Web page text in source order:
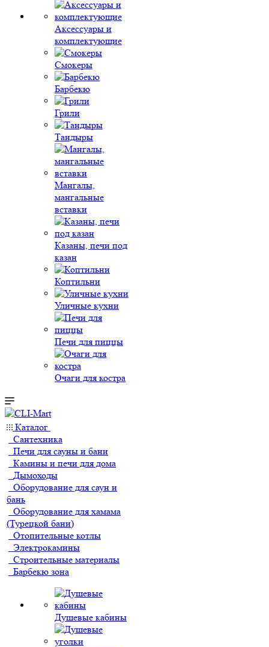
Аксессуары и
комплектующие
Смокеры
Барбекю
Грили
Тандыры
Мангалы,
мангальные
вставки
Казаны, печи под
казан
Коптильни
Уличные кухни
Печи для пиццы
Очаги для костра
Каталог
Сантехника
Печи для сауны и бани
Камины и печи для дома
Дымоходы
Оборудование для саун и
бань
Оборудование для хамама
(Турецкой бани)
Отопительные котлы
Электрокамины
Строительные материалы
Барбекю зона
Душевые кабины